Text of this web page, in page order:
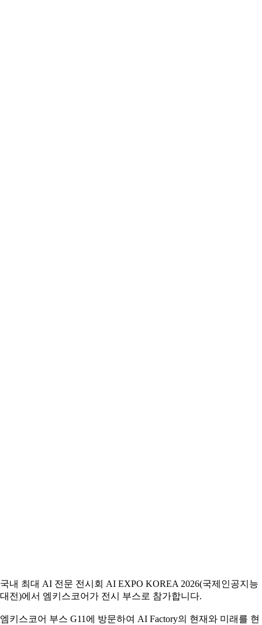
국내 최대 AI 전문 전시회 AI EXPO KOREA 2026(국제인공지능
대전)에서 엠키스코어가 전시 부스로 참가합니다.
엠키스코어 부스 G11에 방문하여 AI Factory의 현재와 미래를 현